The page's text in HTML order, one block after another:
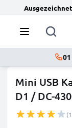
Ausgezeichnet
Mini USB
D1 / DC-